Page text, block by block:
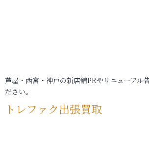
芦屋・西宮・神戸の新店舗PRやリニューアル
ださい。
トレファク出張買取